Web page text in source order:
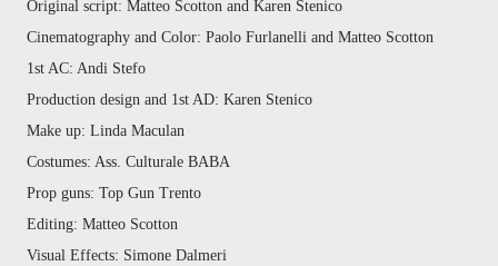
Original script: Matteo Scotton and Karen Stenico
Cinematography and Color: Paolo Furlanelli and Matteo Scotton
1st AC: Andi Stefo
Production design and 1st AD: Karen Stenico
Make up: Linda Maculan
Costumes: Ass. Culturale BABA
Prop guns: Top Gun Trento
Editing: Matteo Scotton
Visual Effects: Simone Dalmeri